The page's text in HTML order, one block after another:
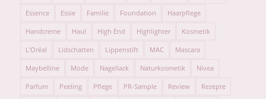
Essence Essie Familie Foundation Haarpflege
Handcreme Haul High End Highlighter Kosmetik
L'Oréal Lidschatten Lippenstift MAC Mascara
Maybelline Mode Nagellack Naturkosmetik Nivea
Parfum Peeling Pflege PR-Sample Review Rezepte